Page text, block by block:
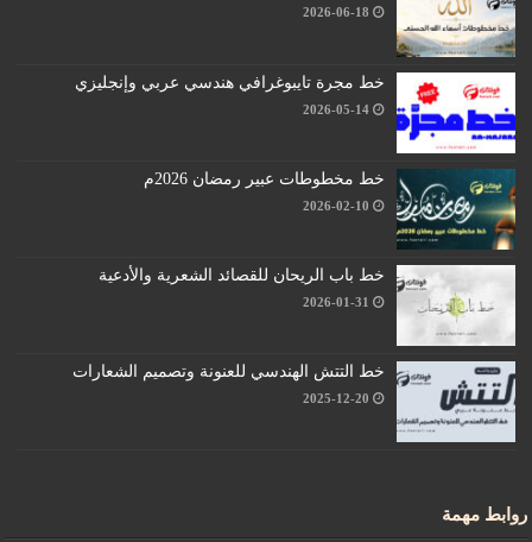
2026-06-18
خط مجرة تايبوغرافي هندسي عربي وإنجليزي
2026-05-14
خط مخطوطات عبير رمضان 2026م
2026-02-10
خط باب الريحان للقصائد الشعرية والأدعية
2026-01-31
خط التتش الهندسي للعنونة وتصميم الشعارات
2025-12-20
روابط مهمة